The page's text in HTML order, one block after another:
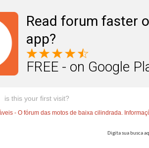
Read forum faster
app?
FREE - on Google
is this your first visit?